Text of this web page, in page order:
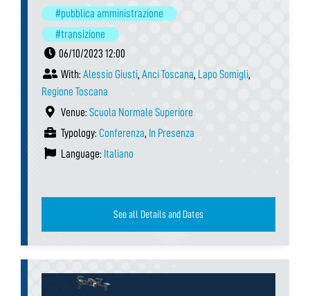
#pubblica amministrazione
#transizione
06/10/2023 12:00
With: Alessio Giusti, Anci Toscana, Lapo Somigli,
Regione Toscana
Venue: Scuola Normale Superiore
Typology: Conferenza, In Presenza
Language: Italiano
See all Details and Dates